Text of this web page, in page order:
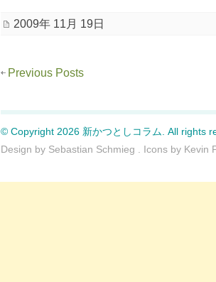
2009年 11月 19日
Previous Posts
© Copyright 2026 新かつとしコラム. All rights
Design by Sebastian Schmieg . Icons by Kevin